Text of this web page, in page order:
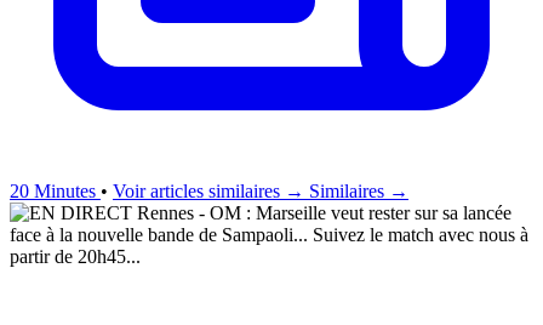
20 Minutes • Voir articles similaires → Similaires →